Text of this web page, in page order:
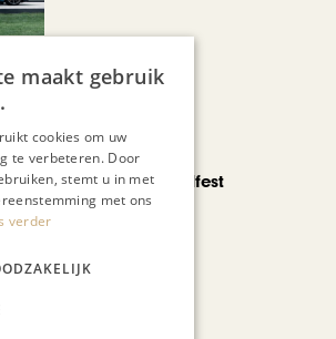
CHAPEAU TV
Noorbeek Foodfest
maakt gebruik
cookies om uw
te verbeteren. Door
stemt u in met
met ons
verder